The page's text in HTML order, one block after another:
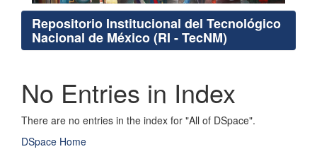
Repositorio Institucional del Tecnológico
Nacional de México (RI - TecNM)
No Entries in Index
There are no entries in the index for "All of DSpace".
DSpace Home